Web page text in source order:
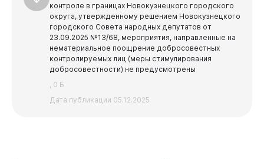
контроле в границах Новокузнецкого городского
округа, утвержденному решением Новокузнецкого
городского Совета народных депутатов от
23.09.2025 №13/68, мероприятия, направленные на
нематериальное поощрение добросовестных
контролируемых лиц (меры стимулирования
добросовестности) не предусмотрены
, 0 Б
Дата публикации 05.12.2025